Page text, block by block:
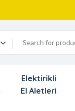
Elektirikli
El Aletleri